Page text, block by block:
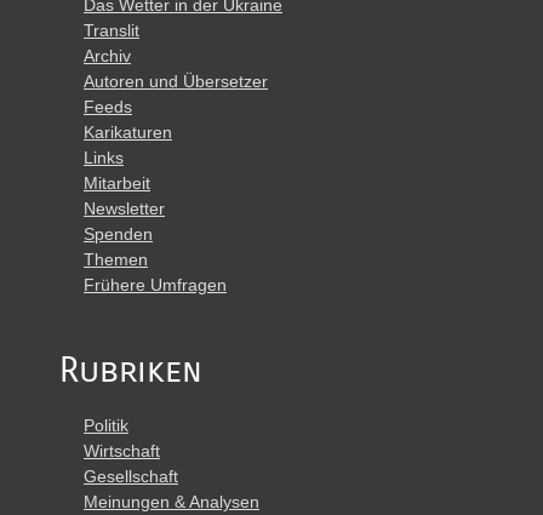
Das Wetter in der Ukraine
Translit
Archiv
Autoren und Übersetzer
Feeds
Karikaturen
Links
Mitarbeit
Newsletter
Spenden
Themen
Frühere Umfragen
Rubriken
Politik
Wirtschaft
Gesellschaft
Meinungen & Analysen